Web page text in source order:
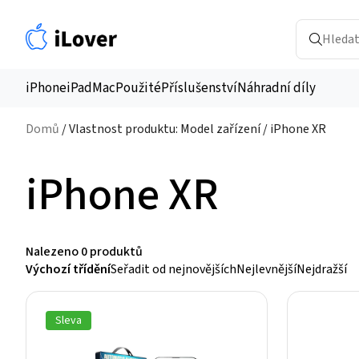
iPhoneiPadMacPoužitéPříslušenstvíNáhradní díly
Domů / Vlastnost produktu: Model zařízení / iPhone XR
iPhone XR
Nalezeno0 produktů
Výchozí tříděníSeřadit od nejnovějšíchNejlevnějšíNejdražší
Sleva